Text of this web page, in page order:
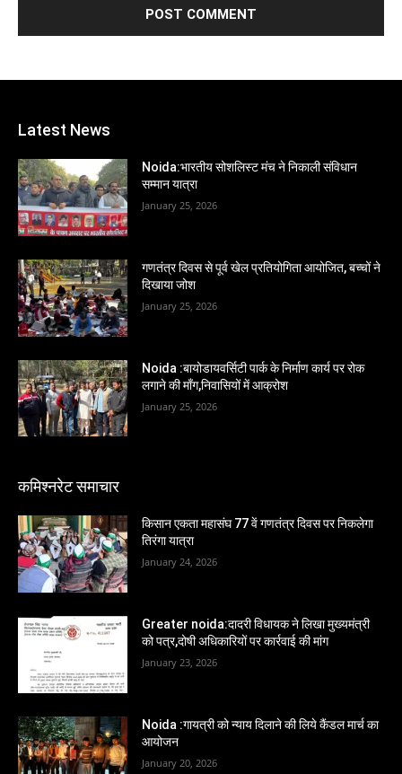
Latest News
Noida:भारतीय सोशलिस्ट मंच ने निकाली संविधान
सम्मान यात्रा
January 25, 2026
गणतंत्र दिवस से पूर्व खेल प्रतियोगिता आयोजित, बच्चों ने
दिखाया जोश
January 25, 2026
Noida :बायोडायवर्सिटी पार्क के निर्माण कार्य पर रोक
लगाने की माँग,निवासियों में आक्रोश
January 25, 2026
कमिश्नरेट समाचार
किसान एकता महासंघ 77 वें गणतंत्र दिवस पर निकलेगा
तिरंगा यात्रा
January 24, 2026
Greater noida:दादरी विधायक ने लिखा मुख्यमंत्री
को पत्र,दोषी अधिकारियों पर कार्रवाई की मांग
January 23, 2026
Noida :गायत्री को न्याय दिलाने की लिये कैंडल मार्च का
आयोजन
January 20, 2026